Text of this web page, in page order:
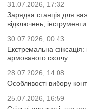
31.07.2026, 17:32
Зарядна станція для
відключень,
30.07.2026, 00:43
Екстремальна фіксація:
армованого скотчу
28.07.2026, 14:08
Особливості вибору
25.07.2026, 16:59